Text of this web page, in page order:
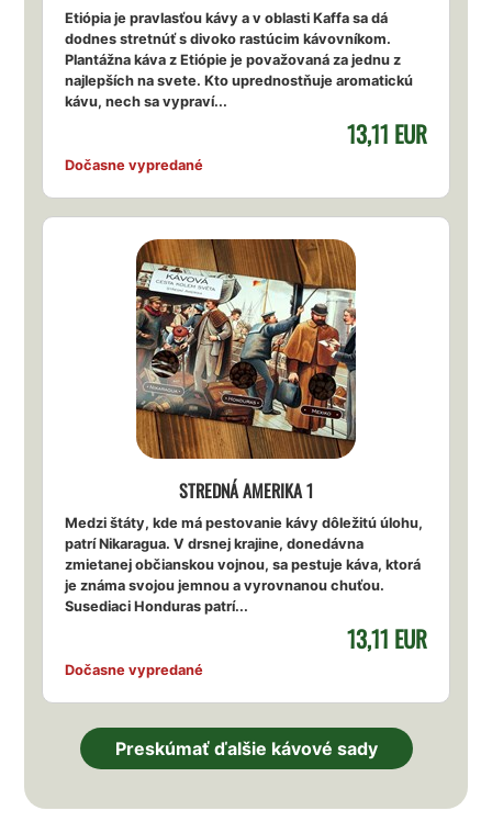
Etiópia je pravlasťou kávy a v oblasti Kaffa sa dá
dodnes stretnúť s divoko rastúcim kávovníkom.
Plantážna káva z Etiópie je považovaná za jednu z
najlepších na svete. Kto uprednostňuje aromatickú
kávu, nech sa vypraví...
Dočasne vypredané
13,11 EUR
STREDNÁ AMERIKA 1
Medzi štáty, kde má pestovanie kávy dôležitú úlohu,
patrí Nikaragua. V drsnej krajine, donedávna
zmietanej občianskou vojnou, sa pestuje káva, ktorá
je známa svojou jemnou a vyrovnanou chuťou.
Susediaci Honduras patrí...
Dočasne vypredané
13,11 EUR
Preskúmať ďalšie kávové sady